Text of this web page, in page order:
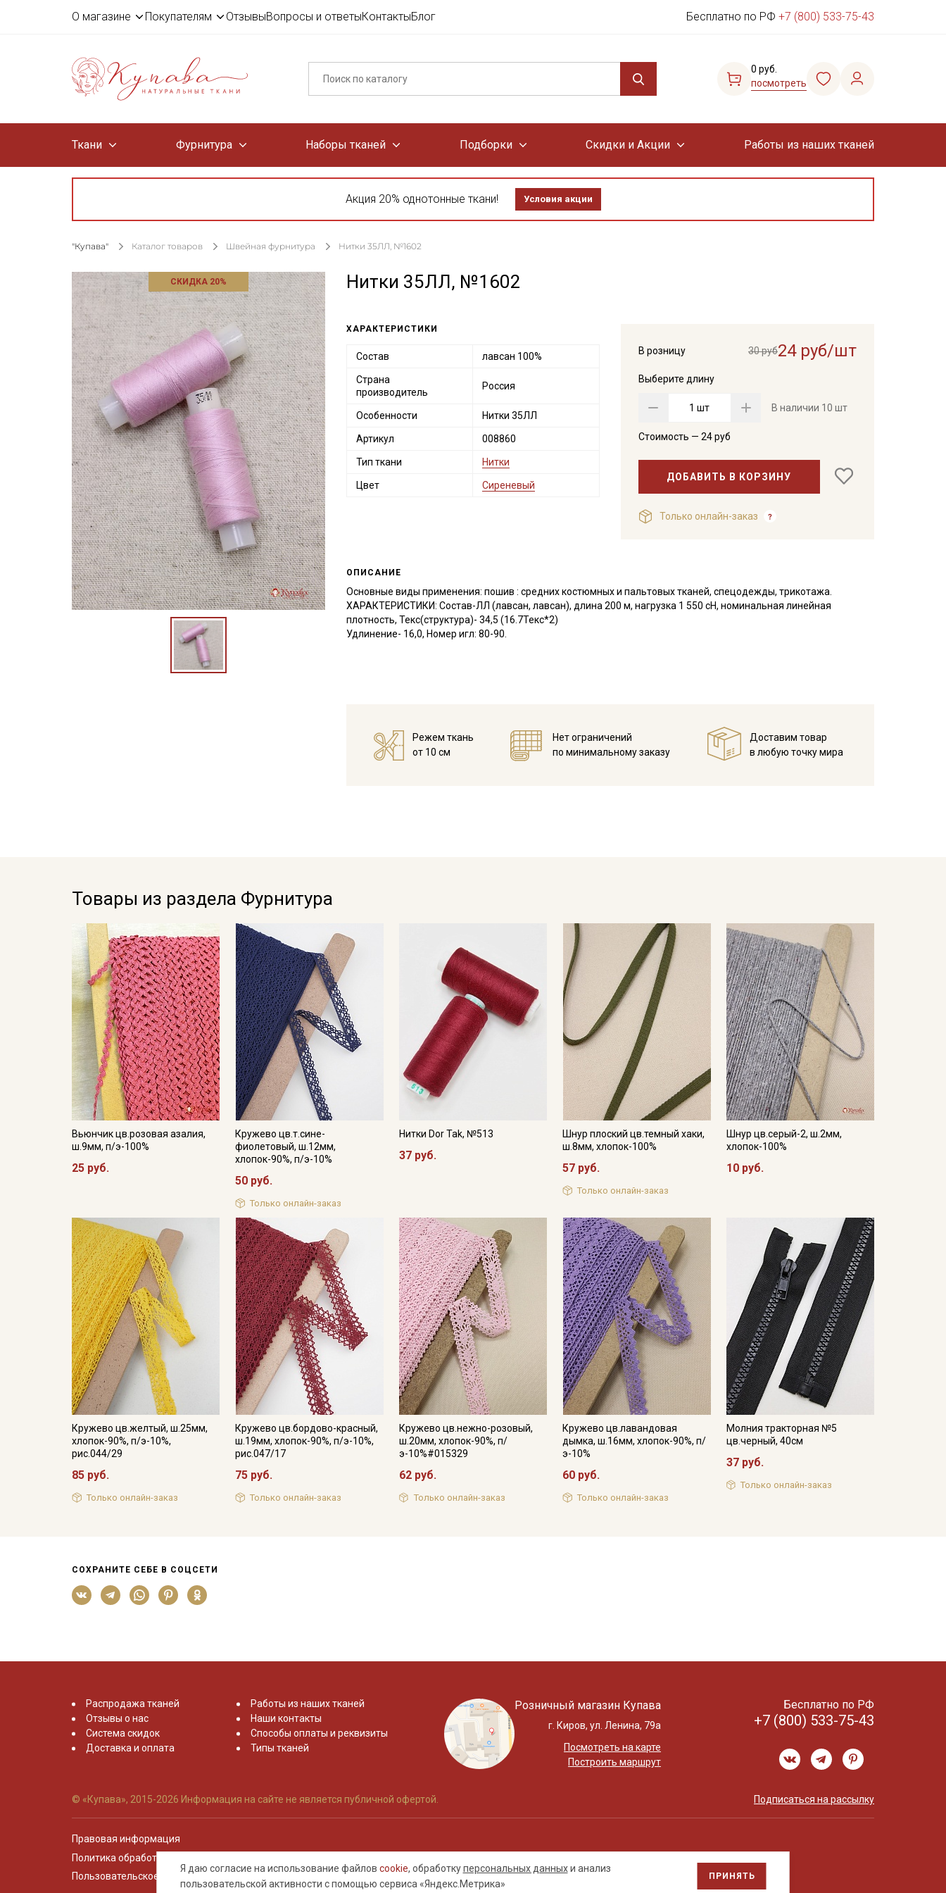
О магазине Покупателям ОтзывыВопросы и ответыКонтактыБлог Бесплатно по РФ +7 (800) 533-75-43
0 руб.
посмотреть
Ткани Фурнитура Наборы тканей Подборки Скидки и Акции Работы из наших тканей
Акция 20% однотонные ткани! Условия акции
"Купава" Каталог товаров Швейная фурнитура Нитки 35ЛЛ, №1602
СКИДКА 20% Нитки 35ЛЛ, №1602
В розницу 30 руб24 руб/шт
Выберите длину
шт В наличии 10 шт
Стоимость — 24руб
ДОБАВИТЬ В КОРЗИНУ
Только онлайн-заказ
ХАРАКТЕРИСТИКИ
Состав лавсан 100%
Страна
производитель
Россия
Особенности Нитки 35ЛЛ
Артикул 008860
Тип ткани Нитки
Цвет Сиреневый
ОПИСАНИЕ
Основные виды применения: пошив : средних костюмных и пальтовых тканей, спецодежды, трикотажа.
ХАРАКТЕРИСТИКИ: Состав-ЛЛ (лавсан, лавсан), длина 200 м, нагрузка 1 550 сН, номинальная линейная
плотность, Текс(структура)- 34,5 (16.7Текс*2)
Удлинение- 16,0, Номер игл: 80-90.
Режем ткань
от 10 см
Нет ограничений
по минимальному заказу
Доставим товар
в любую точку мира
Товары из раздела Фурнитура
Вьюнчик цв.розовая азалия,
ш.9мм, п/э-100%
25 руб.
Кружево цв.т.сине-
фиолетовый, ш.12мм,
хлопок-90%, п/э-10%
50 руб.
Только онлайн-заказ
Нитки Dor Tak, №513
37 руб.
Шнур плоский цв.темный хаки,
ш.8мм, хлопок-100%
57 руб.
Только онлайн-заказ
Шнур цв.серый-2, ш.2мм,
хлопок-100%
10 руб.
Кружево цв.желтый, ш.25мм,
хлопок-90%, п/э-10%,
рис.044/29
85 руб.
Только онлайн-заказ
Кружево цв.бордово-красный,
ш.19мм, хлопок-90%, п/э-10%,
рис.047/17
75 руб.
Только онлайн-заказ
Кружево цв.нежно-розовый,
ш.20мм, хлопок-90%, п/
э-10%#015329
62 руб.
Только онлайн-заказ
Кружево цв.лавандовая
дымка, ш.16мм, хлопок-90%, п/
э-10%
60 руб.
Только онлайн-заказ
Молния тракторная №5
цв.черный, 40см
37 руб.
Только онлайн-заказ
СОХРАНИТЕ СЕБЕ В СОЦСЕТИ
Я даю согласие на использование файлов cookie, обработкуперсональных данныхи анализ
пользовательской активности с помощью сервиса «Яндекс.Метрика»
ПРИНЯТЬ
Распродажа тканей
Отзывы о нас
Система скидок
Доставка и оплата
Работы из наших тканей
Наши контакты
Способы оплаты и реквизиты
Типы тканей
Розничный магазин Купава
г. Киров, ул. Ленина, 79а
Посмотреть на карте
Построить маршрут
Бесплатно по РФ
+7 (800) 533-75-43
© «Купава», 2015-2026 Информация на сайте не является публичной офертой. Подписаться на рассылку
Правовая информация
Политика обработки персональных данных
Пользовательское соглашение
Электронная почта
Подписаться
Ознакомлен(а) сПолитикой обработки персональных
и даюСогласие на обработку персональных
Согласие на получение рекламных и